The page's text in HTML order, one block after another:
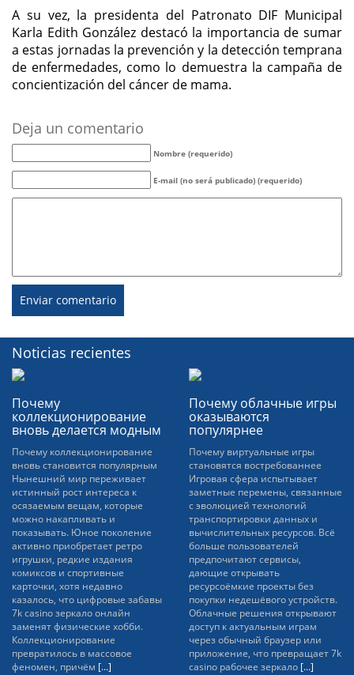
A su vez, la presidenta del Patronato DIF Municipal
Karla Edith González destacó la importancia de sumar
a estas jornadas la prevención y la detección temprana
de enfermedades, como lo demuestra la campaña de
concientización del cáncer de mama.
Deja un comentario
Nombre (requerido)
E-mail (no será publicado) (requerido)
Noticias recientes
Почему
коллекционирование
вновь делается модным
Почему коллекционирование
вновь становится популярным
Нынешний мир переживает
истинный рост интереса к
осязаемым вещам, которые
можно накапливать и
показывать. Юное поколение
активно приобретает ретро
игрушки, редкие издания
комиксов и спортивные
карточки, хотя недавно
казалось, что цифровые забавы
7k casino зеркало онлайн
заменят физические хобби.
Коллекционирование
превратилось в массовое
феномен, причём [...]
Почему облачные игры
оказываются
популярнее
Почему виртуальные игры
становятся востребованнее
Игровая сфера испытывает
заметные перемены, связанные
с эволюцией технологий
транспортировки данных и
вычислительных ресурсов. Всё
больше пользователей
предпочитают сервисы,
дающие открывать
ресурсоёмкие проекты без
покупки недешёвого устройств.
Облачные решения открывают
доступ к актуальным играм
через обычный браузер или
приложение, что превращает 7k
casino рабочее зеркало [...]